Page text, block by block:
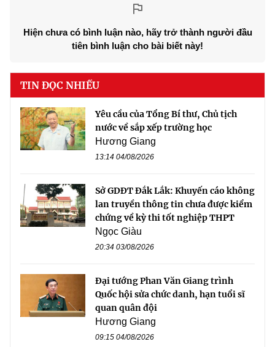
Hiện chưa có bình luận nào, hãy trở thành người đầu
tiên bình luận cho bài biết này!
TIN ĐỌC NHIỀU
Yêu cầu của Tổng Bí thư, Chủ tịch
nước về sắp xếp trường học
Hương Giang
13:14 04/08/2026
Sở GDĐT Đắk Lắk: Khuyến cáo không
lan truyền thông tin chưa được kiểm
chứng về kỳ thi tốt nghiệp THPT
Ngọc Giàu
20:34 03/08/2026
Đại tướng Phan Văn Giang trình
Quốc hội sửa chức danh, hạn tuổi sĩ
quan quân đội
Hương Giang
09:15 04/08/2026